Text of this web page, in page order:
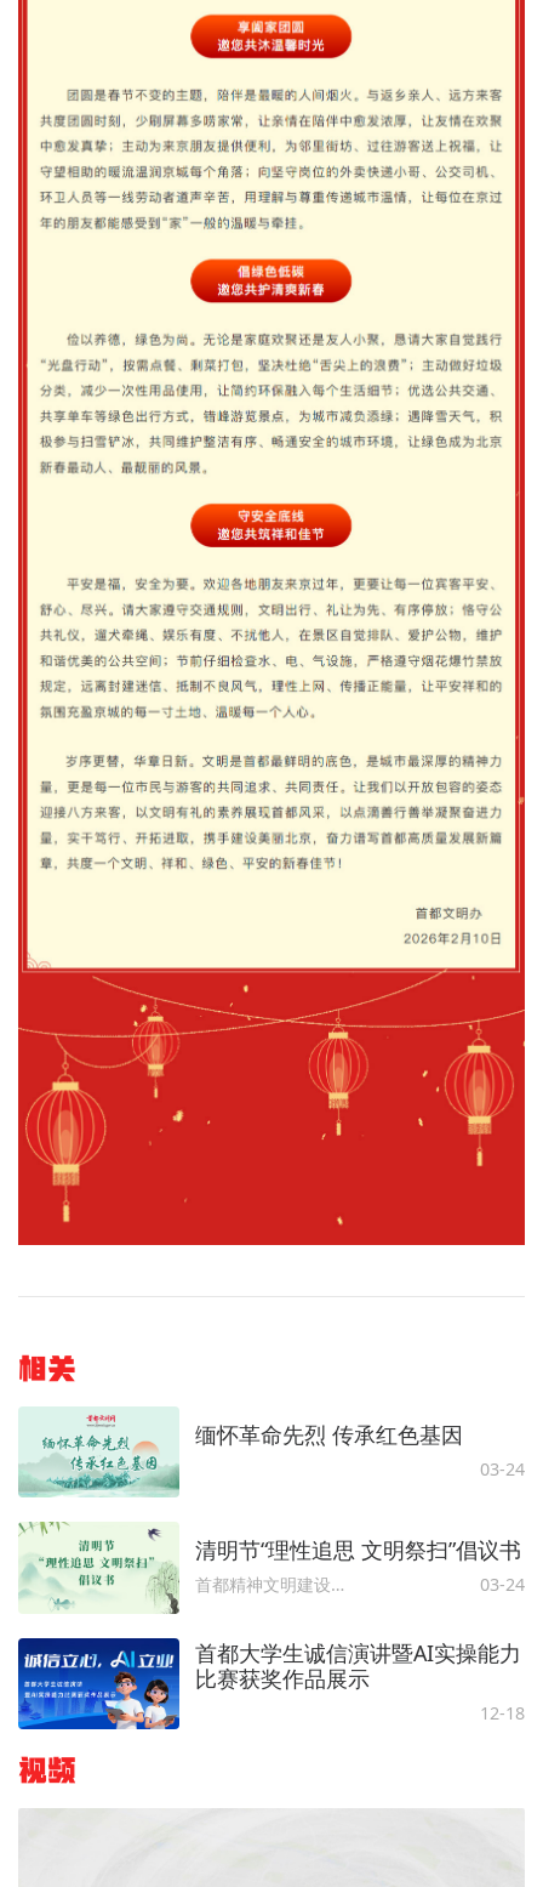
相关
缅怀革命先烈 传承红色基因
03-24
清明节“理性追思 文明祭扫”倡议书
首都精神文明建设委员会办公室 03-24
首都大学生诚信演讲暨AI实操能力
比赛获奖作品展示
12-18
视频